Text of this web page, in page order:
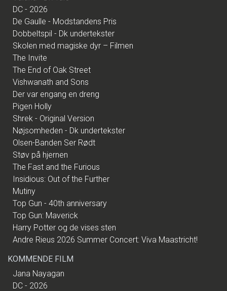
DC - 2026
De Gaulle - Modstandens Pris
Dobbeltspil - Dk undertekster
Skolen med magiske dyr – Filmen
The Invite
The End of Oak Street
Vishwanath and Sons
Der var engang en dreng
Pigen Holly
Shrek - Original Version
Nøjsomheden - Dk undertekster
Olsen-Banden Ser Rødt
Støv på hjernen
The Fast and the Furious
Insidious: Out of the Further
Mutiny
Top Gun - 40th anniversary
Top Gun: Maverick
Harry Potter og de vises sten
Andre Rieus 2026 Summer Concert: Viva Maastricht!
KOMMENDE FILM
Jana Nayagan
DC - 2026